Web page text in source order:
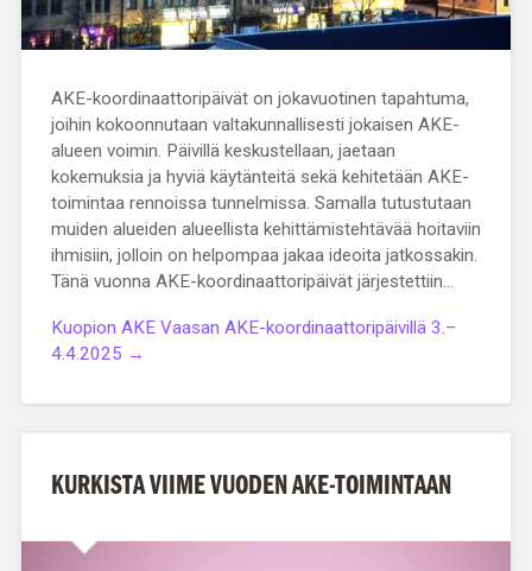
AKE-koordinaattoripäivät on jokavuotinen tapahtuma,
joihin kokoonnutaan valtakunnallisesti jokaisen AKE-
alueen voimin. Päivillä keskustellaan, jaetaan
kokemuksia ja hyviä käytänteitä sekä kehitetään AKE-
toimintaa rennoissa tunnelmissa. Samalla tutustutaan
muiden alueiden alueellista kehittämistehtävää hoitaviin
ihmisiin, jolloin on helpompaa jakaa ideoita jatkossakin.
Tänä vuonna AKE-koordinaattoripäivät järjestettiin…
Kuopion AKE Vaasan AKE-koordinaattoripäivillä 3.–
4.4.2025 →
KURKISTA VIIME VUODEN AKE-TOIMINTAAN